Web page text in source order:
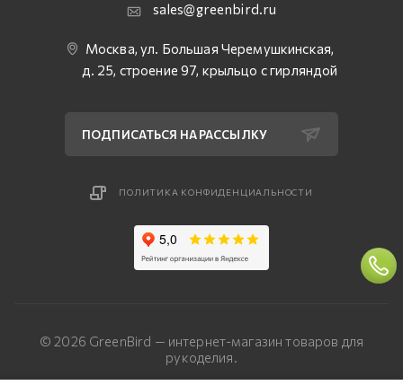
sales@greenbird.ru
Москва, ул. Большая Черемушкинская,
д. 25, строение 97, крыльцо с гирляндой
ПОДПИСАТЬСЯ НА РАССЫЛКУ
ПОЛИТИКА КОНФИДЕНЦИАЛЬНОСТИ
© 2026 GreenBird — интернет-магазин товаров для
рукоделия.